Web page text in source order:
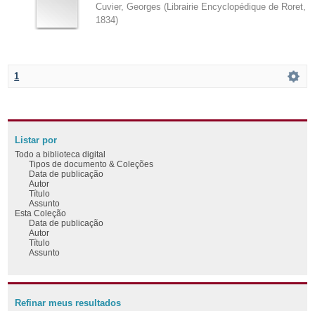
Cuvier, Georges ( Librairie Encyclopédique de Roret
1834)
1
Listar por
Todo a biblioteca digital
Tipos de documento & Coleções
Data de publicação
Autor
Título
Assunto
Esta Coleção
Data de publicação
Autor
Título
Assunto
Refinar meus resultados